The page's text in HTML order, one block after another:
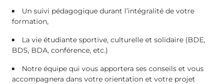
Un suivi pédagogique durant l’intégralité de votre
formation,
La vie étudiante sportive, culturelle et solidaire (BDE,
BDS, BDA, conférence, etc.)
Notre équipe qui vous apportera ses conseils et vous
accompagnera dans votre orientation et votre projet